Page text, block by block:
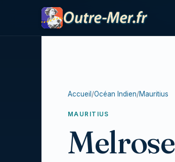
Accueil /Océan Indien/Mauritius
MAURITIUS
Melrose